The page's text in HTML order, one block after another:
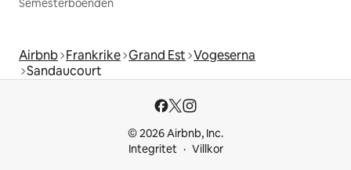
Semesterboenden
Airbnb Frankrike Grand Est Vogeserna
Sandaucourt
© 2026 Airbnb, Inc.
Integritet
Villkor